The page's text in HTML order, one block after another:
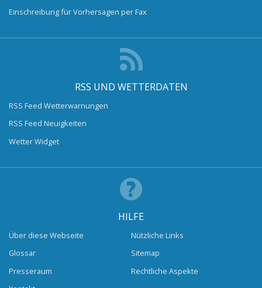
Einschreibung für Vorhersagen per Fax
RSS UND WETTERDATEN
RSS Feed Wetterwarnungen
RSS Feed Neuigkeiten
Wetter Widget
HILFE
Über diese Webseite
Glossar
Presseraum
Nützliche Links
Sitemap
Rechtliche Aspekte